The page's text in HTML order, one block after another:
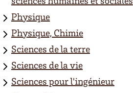
Physique
Physique, Chimie
Sciences de la terre
Sciences de la vie
Sciences pour l'ingénieur